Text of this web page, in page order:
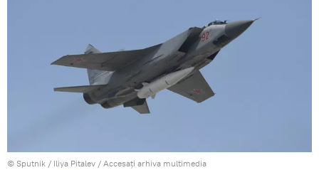
© Sputnik / Iliya Pitalev / Accesați arhiva multimedia